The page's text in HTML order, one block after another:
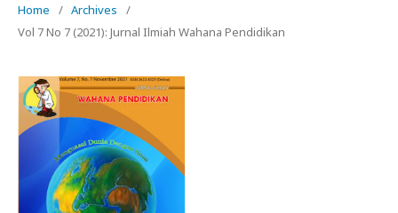
Home / Archives
/
Vol 7 No 7 (2021): Jurnal Ilmiah Wahana Pendidikan